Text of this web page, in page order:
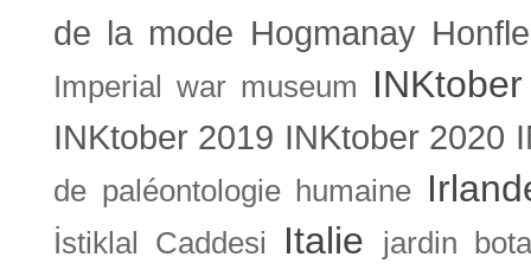
de la mode Hogmanay
Imperial war museum INKtober
INKtober 2019 INKtober 2020
de paléontologie humaine
İstiklal Caddesi Italie
jardin